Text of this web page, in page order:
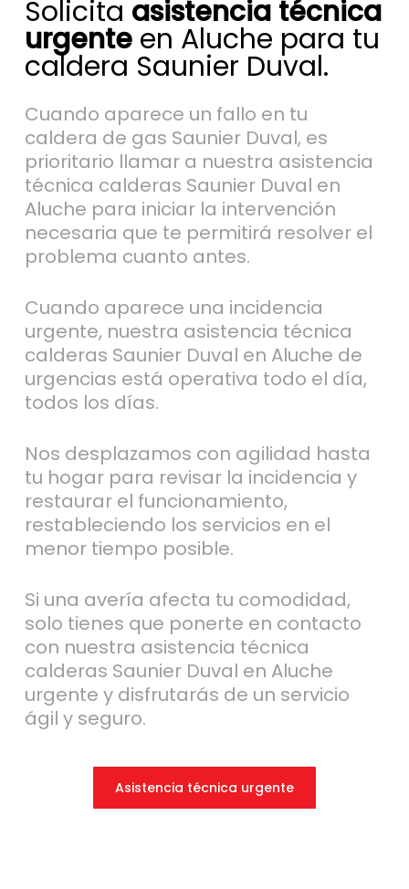
Solicita asistencia técnica
urgenteen Aluche para tu
caldera Saunier Duval.
Cuando aparece un fallo en tu
caldera de gas Saunier Duval, es
prioritario llamar a nuestra asistencia
técnica calderas Saunier Duval en
Aluche para iniciar la intervención
necesaria que te permitirá resolver el
problema cuanto antes.
Cuando aparece una incidencia
urgente, nuestra asistencia técnica
calderas Saunier Duval en Aluche de
urgencias está operativa todo el día,
todos los días.
Nos desplazamos con agilidad hasta
tu hogar para revisar la incidencia y
restaurar el funcionamiento,
restableciendo los servicios en el
menor tiempo posible.
Si una avería afecta tu comodidad,
solo tienes que ponerte en contacto
con nuestra asistencia técnica
calderas Saunier Duval en Aluche
urgente y disfrutarás de un servicio
ágil y seguro.
Asistencia técnica urgente